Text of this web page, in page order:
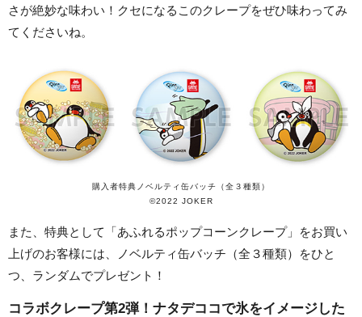
さが絶妙な味わい！クセになるこのクレープをぜひ味わってみ
てくださいね。
購入者特典ノベルティ缶バッチ（全３種類）
©2022 JOKER
また、特典として「あふれるポップコーンクレープ」をお買い
上げのお客様には、ノベルティ缶バッチ（全３種類）をひと
つ、ランダムでプレゼント！
コラボクレープ第2弾！ナタデココで氷をイメージした